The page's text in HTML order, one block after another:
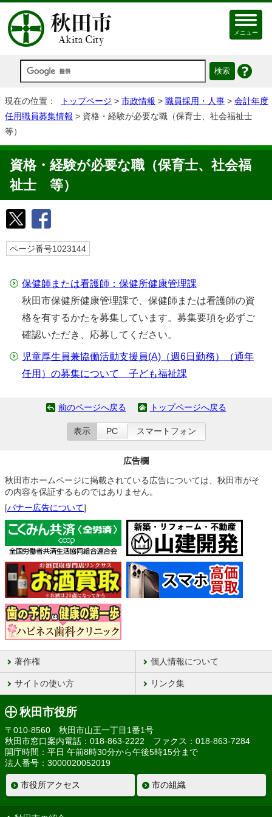
メニュー
現在の位置： トップページ > 市政情報 > 職員採用・人事 > 会計年度
任用職員募集情報 > 資格・経験が必要な職（保育士、社会福祉士
等）
資格・経験が必要な職（保育士、社会福
祉士 等）
ページ番号1023144
保健師または看護師：保健所健康管理課
秋田市保健所健康管理課で、保健師または看護師の資
格を有するかたを募集しています。募集要項を必ずご
確認いただき、応募してください。
児童厚生員兼協働活動支援員(A)（週6日勤務）（通年
任用）の募集について 子ども福祉課
前のページへ戻る トップページへ戻る
表示 PC スマートフォン
広告欄
秋田市ホームページに掲載されている広告については、秋田市がそ
の内容を保証するものではありません。
[バナー広告について]
著作権 個人情報について
サイトの使い方 リンク集
秋田市役所
〒010-8560 秋田市山王一丁目1番1号
秋田市窓口案内電話：018-863-2222 ファクス：018-863-7284
開庁時間：平日 午前8時30分から午後5時15分まで
法人番号：3000020052019
市役所アクセス 市の組織